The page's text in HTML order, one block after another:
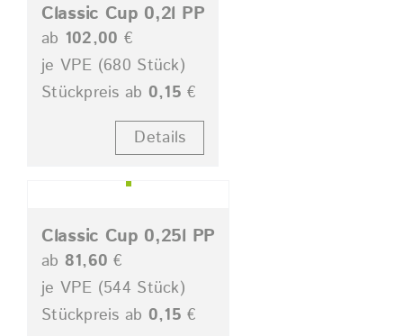
Classic Cup 0,2l PP
ab 102,00 €
je VPE (680 Stück)
Stückpreis ab 0,15 €
Details
Classic Cup 0,25l PP
ab 81,60 €
je VPE (544 Stück)
Stückpreis ab 0,15 €